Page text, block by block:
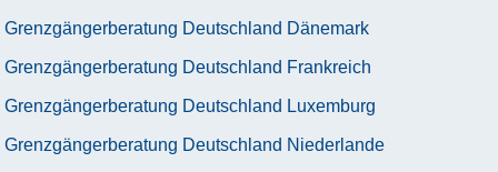
Grenzgängerberatung Deutschland Dänemark
Grenzgängerberatung Deutschland Frankreich
Grenzgängerberatung Deutschland Luxemburg
Grenzgängerberatung Deutschland Niederlande